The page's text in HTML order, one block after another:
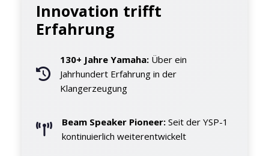
Innovation trifft
Erfahrung
130+ Jahre Yamaha: Über ein
Jahrhundert Erfahrung in der
Klangerzeugung
Beam Speaker Pioneer: Seit der YSP-1
kontinuierlich weiterentwickelt